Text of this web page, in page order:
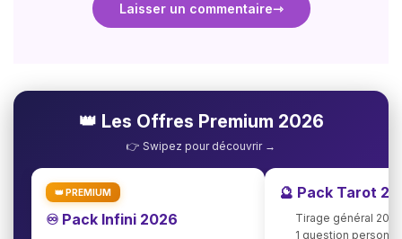
Laisser un commentaire
👑 Les Offres Premium 2026
👉 Swipez pour découvrir →
👑 PREMIUM
♾️ Pack Infini 2026
🔮 Pack Tarot
Tirage général 2026
1 question